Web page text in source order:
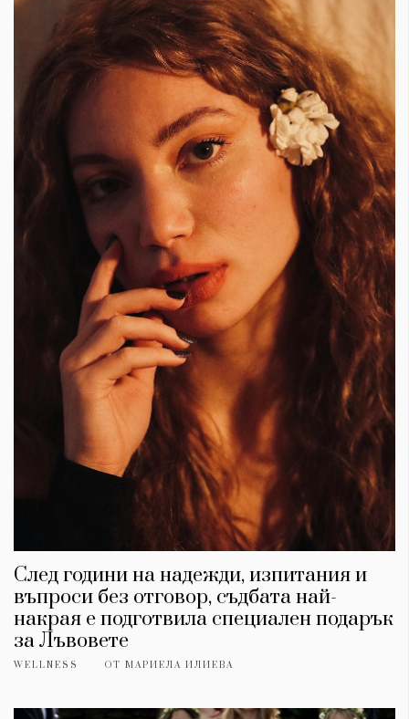
След години на надежди, изпитания и
въпроси без отговор, съдбата най-
накрая е подготвила специален подарък
за Лъвовете
WELLNESS ОТ МАРИЕЛА ИЛИЕВА